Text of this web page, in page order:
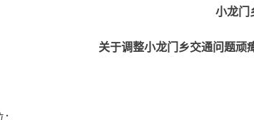
小龙门
关于调整小龙门乡交通问题顽